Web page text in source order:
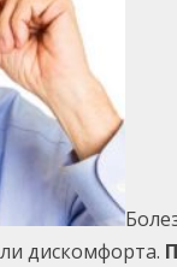
дискомфорта.